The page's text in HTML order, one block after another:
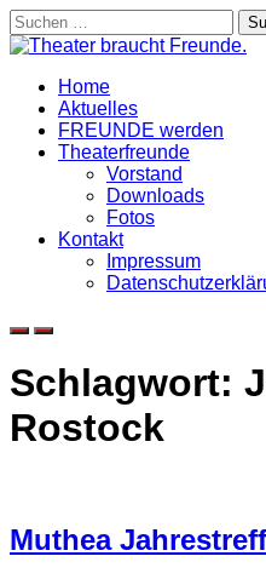
Skip
to
Suchen
nach:
Home
Aktuelles
FREUNDE werden
Theaterfreunde
Vorstand
Downloads
Fotos
Kontakt
Impressum
Schlagwort:
Rostock
Muthea